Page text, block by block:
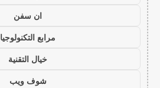
ان سفن
مرابع التكنولوجيا
خيال التقنية
شوف ويب